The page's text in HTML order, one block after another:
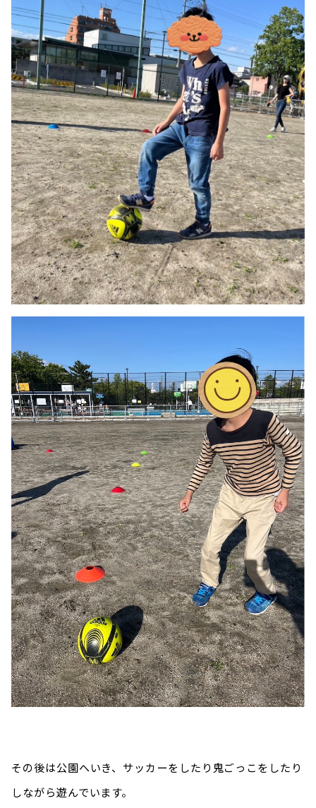
その後は公園へいき、サッカーをしたり鬼ごっこをしたり
しながら遊んでいます。